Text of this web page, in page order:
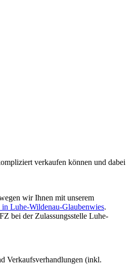
verkaufen können und dabei
wir Ihnen mit unserem
Luhe-Wildenau-Glaubenwies.
bei der Zulassungsstelle Luhe-
Verkaufsverhandlungen (inkl.